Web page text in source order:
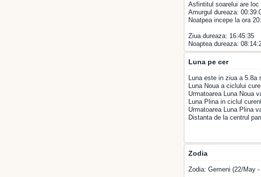
Asfintitul soarelui are loc
Amurgul dureaza:
Noatpea incepe la ora
Ziua dureaza: 16:45:35
Noaptea dureaza:
Luna pe cer
Luna este in ziua a 5.8a
Luna Noua a ciclului
Urmatoarea Luna Noua
Luna Plina in ciclul
Urmatoarea Luna Plina
Distanta de la centrul
Zodia
Zodia: Gemeni (22/May